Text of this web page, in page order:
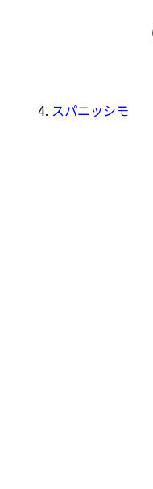
スパニッシモ